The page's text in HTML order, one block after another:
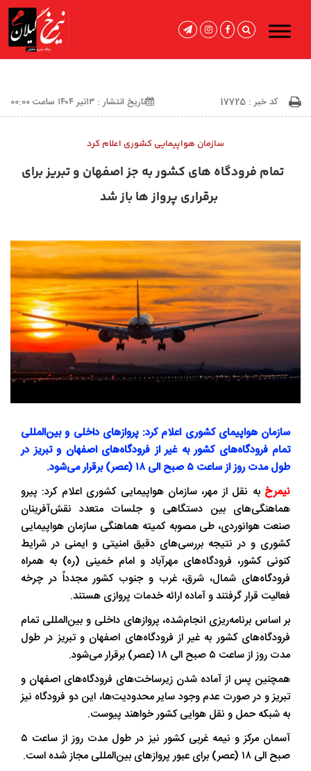
کد خبر : 17725 تاریخ انتشار : ۱۳تیر ۱۴۰۴ ساعت 00:00
سازمان هواپیمایی کشوری اعلام کرد
تمام فرودگاه های کشور به جز اصفهان و تبریز برای
برقراری پرواز ها باز شد
سازمان هواپیمای کشوری اعلام کرد: پروازهای داخلی و بین‌المللی
تمام فرودگاه‌های کشور به غیر از فرودگاه‌های اصفهان و تبریز در
طول مدت روز از ساعت ۵ صبح الی ۱۸ (عصر) برقرار می‌شود.
نیمرخ به نقل از مهر، سازمان هواپیمایی کشوری اعلام کرد: پیرو
هماهنگی‌های بین دستگاهی و جلسات متعدد نقش‌آفرینان
صنعت هوانوردی، طی مصوبه کمیته هماهنگی سازمان هواپیمایی
کشوری و در نتیجه بررسی‌های دقیق امنیتی و ایمنی در شرایط
کنونی کشور، فرودگاه‌های مهرآباد و امام خمینی (ره) به همراه
فرودگاه‌های شمال، شرق، غرب و جنوب کشور مجدداً در چرخه
فعالیت قرار گرفتند و آماده ارائه خدمات پروازی هستند.
بر اساس برنامه‌ریزی انجام‌شده، پروازهای داخلی و بین‌المللی تمام
فرودگاه‌های کشور به غیر از فرودگاه‌های اصفهان و تبریز در طول
مدت روز از ساعت ۵ صبح الی ۱۸ (عصر) برقرار می‌شود.
همچنین پس از آماده شدن زیرساخت‌های فرودگاه‌های اصفهان و
تبریز و در صورت عدم وجود سایر محدودیت‌ها، این دو فرودگاه نیز
به شبکه حمل و نقل هوایی کشور خواهند پیوست.
آسمان مرکز و نیمه غربی کشور نیز در طول مدت روز از ساعت ۵
صبح الی ۱۸ (عصر) برای عبور پروازهای بین‌المللی مجاز شده است.